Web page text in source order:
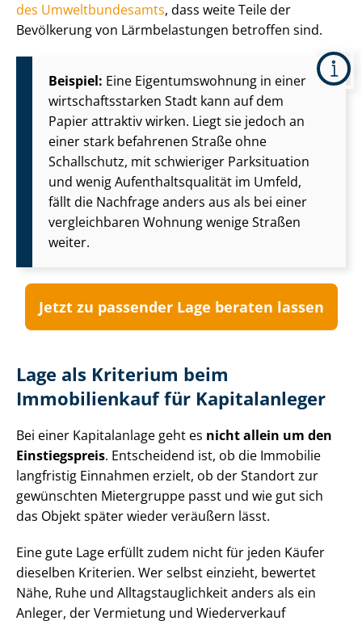
des Um­welt­bun­des­amts, dass weite Teile der
Bevölkerung von Lärmbelastungen betroffen sind.
Beispiel: Eine Ei­gen­tums­woh­nung in einer
wirt­schafts­star­ken Stadt kann auf dem
Papier attraktiv wirken. Liegt sie jedoch an
einer stark befahrenen Straße ohne
Schallschutz, mit schwieriger Parksituation
und wenig Auf­ent­halts­qua­li­tät im Umfeld,
fällt die Nachfrage anders aus als bei einer
vergleichbaren Wohnung wenige Straßen
weiter.
Jetzt zu passender Lage beraten lassen
Lage als Kriterium beim
Immobilienkauf für Kapitalanleger
Bei einer Kapitalanlage geht es nicht allein um den
Einstiegspreis. Entscheidend ist, ob die Immobilie
langfristig Einnahmen erzielt, ob der Standort zur
gewünschten Mietergruppe passt und wie gut sich
das Objekt später wieder veräußern lässt.
Eine gute Lage erfüllt zudem nicht für jeden Käufer
dieselben Kriterien. Wer selbst einzieht, bewertet
Nähe, Ruhe und All­tags­taug­lich­keit anders als ein
Anleger, der Vermietung und Wiederverkauf